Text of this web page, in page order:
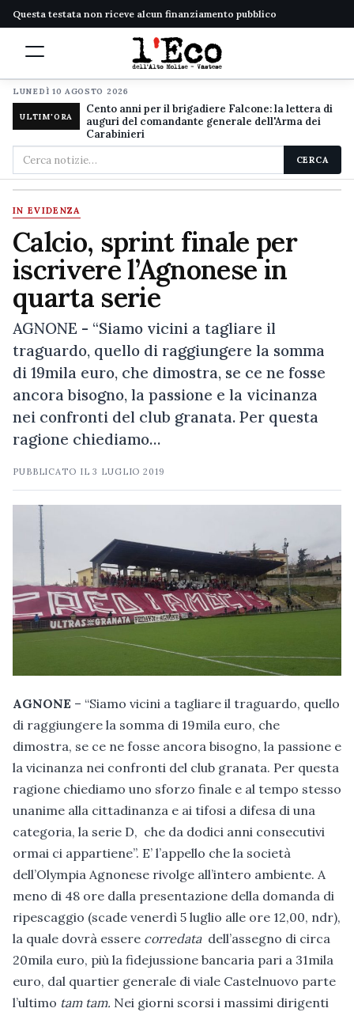
Questa testata non riceve alcun finanziamento pubblico
LUNEDÌ 10 AGOSTO 2026
ULTIM'ORA
Cento anni per il brigadiere Falcone: la lettera di
auguri del comandante generale dell'Arma dei
Carabinieri
Cerca
nel
sito
CERCA
IN EVIDENZA
Calcio, sprint finale per
iscrivere l’Agnonese in
quarta serie
AGNONE - “Siamo vicini a tagliare il
traguardo, quello di raggiungere la somma
di 19mila euro, che dimostra, se ce ne fosse
ancora bisogno, la passione e la vicinanza
nei confronti del club granata. Per questa
ragione chiediamo…
PUBBLICATO IL3 LUGLIO 2019
AGNONE – “Siamo vicini a tagliare il traguardo, quello
di raggiungere la somma di 19mila euro, che
dimostra, se ce ne fosse ancora bisogno, la passione e
la vicinanza nei confronti del club granata. Per questa
ragione chiediamo uno sforzo finale e al tempo stesso
unanime alla cittadinanza e ai tifosi a difesa di una
categoria, la serie D, che da dodici anni consecutivi
ormai ci appartiene”. E’ l’appello che la società
dell’Olympia Agnonese rivolge all’intero ambiente. A
meno di 48 ore dalla presentazione della domanda di
ripescaggio (scade venerdì 5 luglio alle ore 12,00, ndr),
la quale dovrà essere corredatadell’assegno di circa
20mila euro, più la fidejussione bancaria pari a 31mila
euro, dal quartier generale di viale Castelnuovo parte
l’ultimo tam tam. Nei giorni scorsi i massimi dirigenti